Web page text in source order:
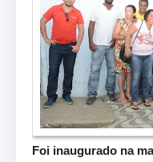
Foi inaugurado na